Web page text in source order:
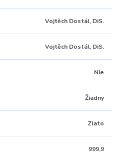
Vojtěch Dostál, DiS.
Vojtěch Dostál, DiS.
Nie
Žiadny
Zlato
999,9